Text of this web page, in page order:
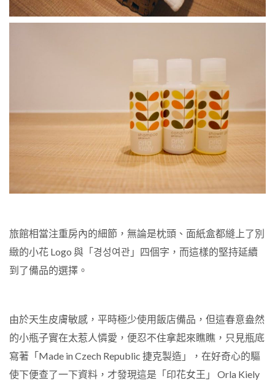
旅館相當注重房內的細節，無論是枕頭、面紙盒都縫上了別
緻的小花 Logo 與「경성여관」四個字，而這樣的堅持延續
到了備品的選擇。
由於天生皮膚敏感，平時極少使用飯店備品，但這春意盎然
的小瓶子實在太惹人憐愛，便忍不住拿起來瞧瞧，只見瓶底
寫著「Made in Czech Republic 捷克製造」，在好奇心的驅
使下便查了一下資料，才發現這是「印花女王」
Orla Kiely